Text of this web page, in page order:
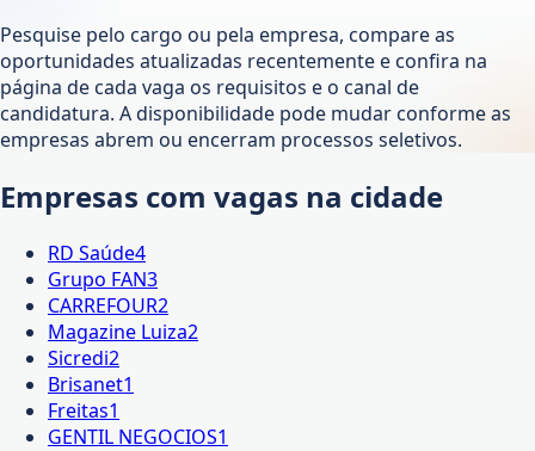
Pesquise pelo cargo ou pela empresa, compare as
oportunidades atualizadas recentemente e confira na
página de cada vaga os requisitos e o canal de
candidatura. A disponibilidade pode mudar conforme as
empresas abrem ou encerram processos seletivos.
Empresas com vagas na cidade
RD Saúde4
Grupo FAN3
CARREFOUR2
Magazine Luiza2
Sicredi2
Brisanet1
Freitas1
GENTIL NEGOCIOS1